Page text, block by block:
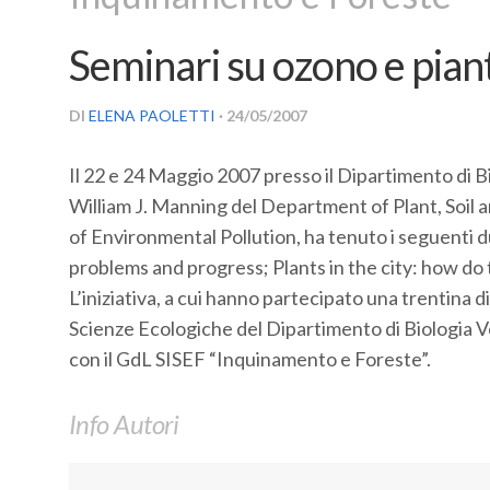
Seminari su ozono e
DI ELENA PAOLETTI · 24/05/2007
Il 22 e 24 Maggio 2007 presso il Dipartimento di
William J. Manning del Department of Plant,
of Environmental Pollution, ha tenuto i seguenti
problems and progress; Plants in the city: how do
L’iniziativa, a cui hanno partecipato una
Scienze Ecologiche del Dipartimento di Biologia
con il GdL SISEF “Inquinamento e Foreste”.
Info Autori